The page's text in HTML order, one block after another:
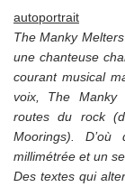
autoportrait
The Manky
une chanteuse
courant musical
voix, The Manky
routes du rock
Moorings). D’où
millimétrée et un
Des textes qui